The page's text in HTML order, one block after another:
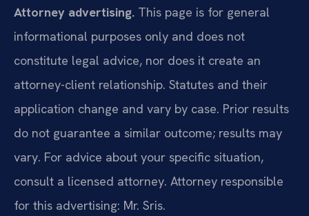
Attorney advertising. This page is for general
informational purposes only and does not
constitute legal advice, nor does it create an
attorney-client relationship. Statutes and their
application change and vary by case. Prior results
do not guarantee a similar outcome; results may
vary. For advice about your specific situation,
consult a licensed attorney. Attorney responsible
for this advertising: Mr. Sris.